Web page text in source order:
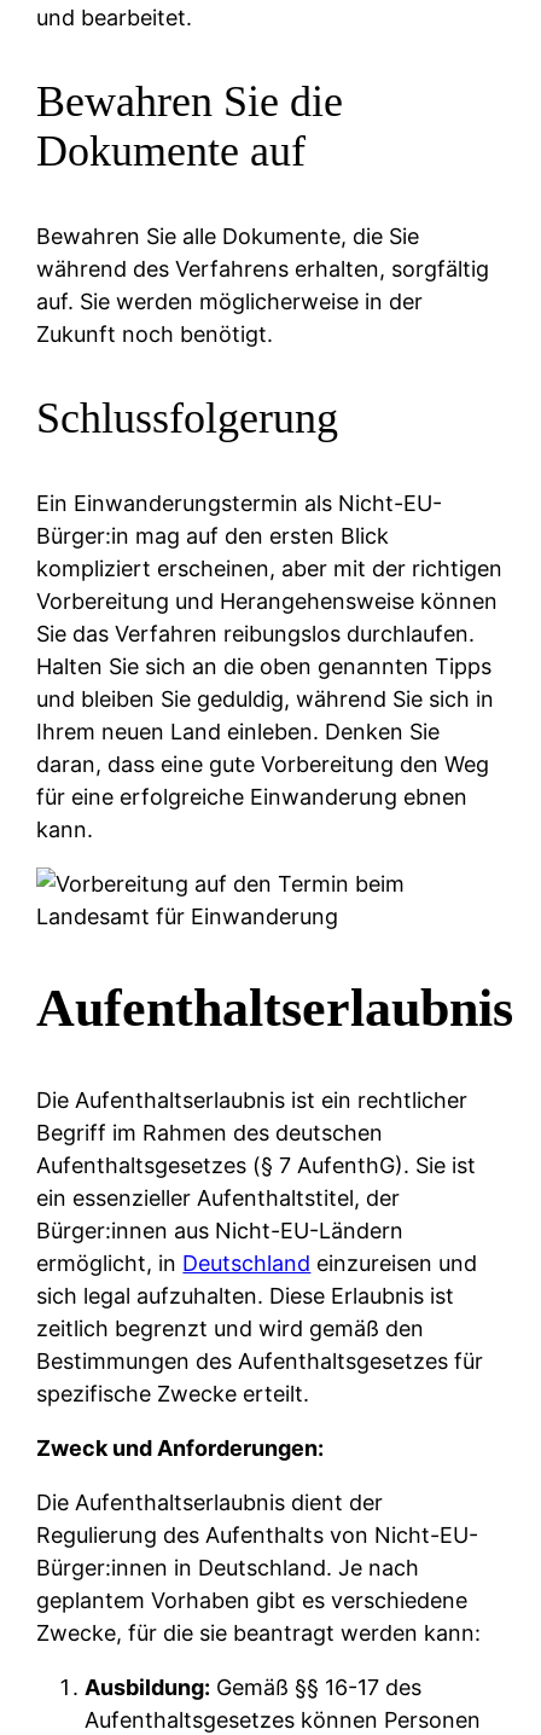
und bearbeitet.
Bewahren Sie die
Dokumente auf
Bewahren Sie alle Dokumente, die Sie
während des Verfahrens erhalten, sorgfältig
auf. Sie werden möglicherweise in der
Zukunft noch benötigt.
Schlussfolgerung
Ein Einwanderungstermin als Nicht-EU-
Bürger:in mag auf den ersten Blick
kompliziert erscheinen, aber mit der richtigen
Vorbereitung und Herangehensweise können
Sie das Verfahren reibungslos durchlaufen.
Halten Sie sich an die oben genannten Tipps
und bleiben Sie geduldig, während Sie sich in
Ihrem neuen Land einleben. Denken Sie
daran, dass eine gute Vorbereitung den Weg
für eine erfolgreiche Einwanderung ebnen
kann.
Aufenthaltserlaubnis
Die Aufenthaltserlaubnis ist ein rechtlicher
Begriff im Rahmen des deutschen
Aufenthaltsgesetzes (§ 7 AufenthG). Sie ist
ein essenzieller Aufenthaltstitel, der
Bürger:innen aus Nicht-EU-Ländern
ermöglicht, in Deutschland einzureisen und
sich legal aufzuhalten. Diese Erlaubnis ist
zeitlich begrenzt und wird gemäß den
Bestimmungen des Aufenthaltsgesetzes für
spezifische Zwecke erteilt.
Zweck und Anforderungen:
Die Aufenthaltserlaubnis dient der
Regulierung des Aufenthalts von Nicht-EU-
Bürger:innen in Deutschland. Je nach
geplantem Vorhaben gibt es verschiedene
Zwecke, für die sie beantragt werden kann:
Ausbildung: Gemäß §§ 16-17 des
Aufenthaltsgesetzes können Personen